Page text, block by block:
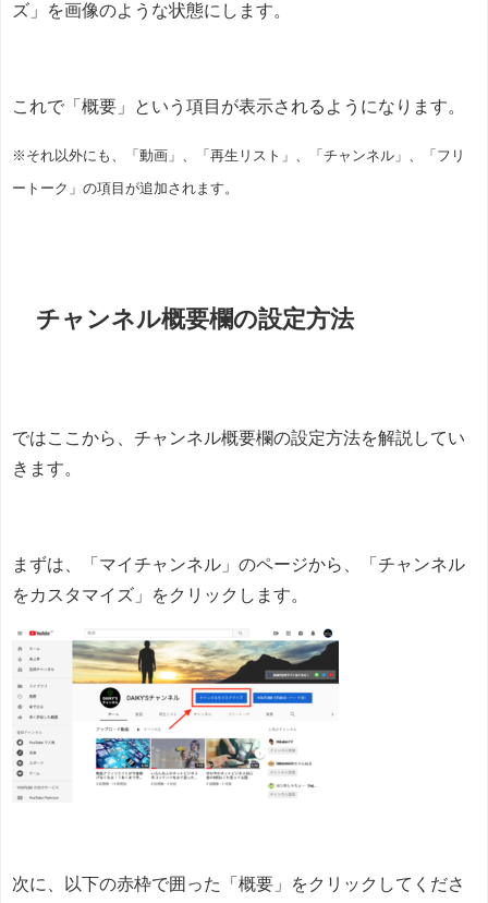
ズ」を画像のような状態にします。
これで「概要」という項目が表示されるようになります。
※それ以外にも、「動画」、「再生リスト」、「チャンネル」、「フリ
ートーク」の項目が追加されます。
チャンネル概要欄の設定方法
ではここから、チャンネル概要欄の設定方法を解説してい
きます。
まずは、「マイチャンネル」のページから、「チャンネル
をカスタマイズ」をクリックします。
次に、以下の赤枠で囲った「概要」をクリックしてくださ